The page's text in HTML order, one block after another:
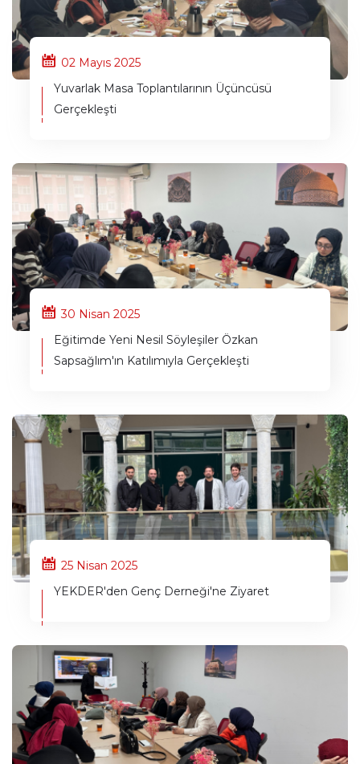
02 Mayıs 2025
Yuvarlak Masa Toplantılarının Üçüncüsü
Gerçekleşti
30 Nisan 2025
Eğitimde Yeni Nesil Söyleşiler Özkan
Sapsağlım'ın Katılımıyla Gerçekleşti
25 Nisan 2025
YEKDER'den Genç Derneği'ne Ziyaret